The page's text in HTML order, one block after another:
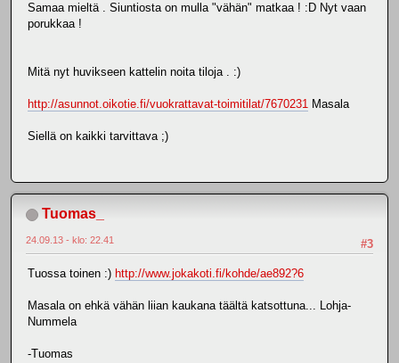
Samaa mieltä . Siuntiosta on mulla "vähän" matkaa ! :D Nyt vaan
porukkaa !
Mitä nyt huvikseen kattelin noita tiloja . :)
http://asunnot.oikotie.fi/vuokrattavat-toimitilat/7670231 Masala
Siellä on kaikki tarvittava ;)
Tuomas_
#3
24.09.13 - klo: 22.41
Tuossa toinen :) http://www.jokakoti.fi/kohde/ae892?6
Masala on ehkä vähän liian kaukana täältä katsottuna... Lohja-
Nummela
-Tuomas